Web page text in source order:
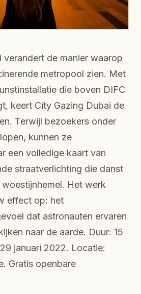
verandert de manier waarop
metropool zien. Met
die boven DIFC
keert City Gazing Dubai de
Terwijl bezoekers onder
kunnen ze
een volledige kaart van
straatverlichting die danst
Het werk
effect op: het
dat astronauten ervaren
naar de aarde. Duur: 15
januari 2022. Locatie:
Gratis openbare